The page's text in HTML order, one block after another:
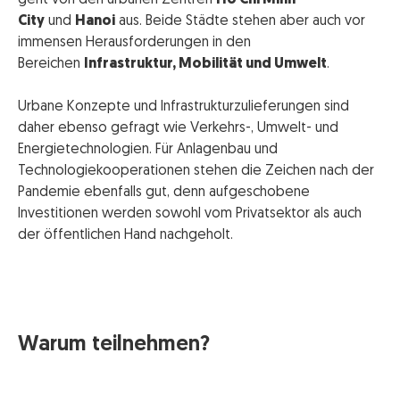
City und Hanoi aus. Beide Städte stehen aber auch vor
immensen Herausforderungen in den
Bereichen
Infrastruktur, Mobilität und Umwelt.
Urbane Konzepte und Infrastrukturzulieferungen sind
daher ebenso gefragt wie Verkehrs-, Umwelt- und
Energietechnologien. Für Anlagenbau und
Technologiekooperationen stehen die Zeichen nach der
Pandemie ebenfalls gut, denn aufgeschobene
Investitionen werden sowohl vom Privatsektor als auch
der öffentlichen Hand nachgeholt.
Warum teilnehmen?